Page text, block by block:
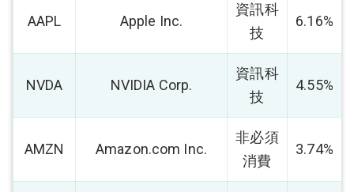
AAPL Apple Inc.
資訊科
技
6.16%
NVDA NVIDIA Corp.
資訊科
技
4.55%
AMZN Amazon.com Inc.
非必須
消費
3.74%